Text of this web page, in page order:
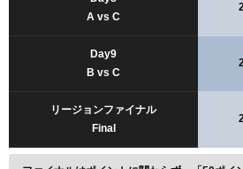
A vs C
Day9
B vs C
リージョンファイナル
Final